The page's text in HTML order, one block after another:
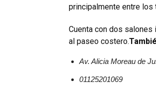
principalmente entre los
Cuenta con dos salones
al paseo costero.
Av. Alicia Moreau de
01125201069